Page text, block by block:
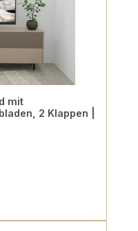
mit
2 Klappen |